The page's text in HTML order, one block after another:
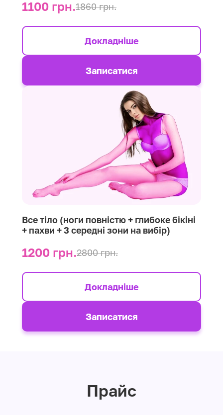
1100 грн.1860 грн.
Докладніше
Записатися
Все тіло (ноги повністю + глибоке бікіні
+ пахви + 3 середні зони на вибір)
1200 грн.2800 грн.
Докладніше
Записатися
Прайс